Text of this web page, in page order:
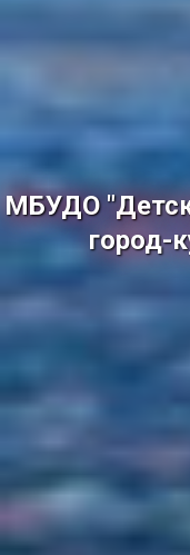
МБУДО
город-